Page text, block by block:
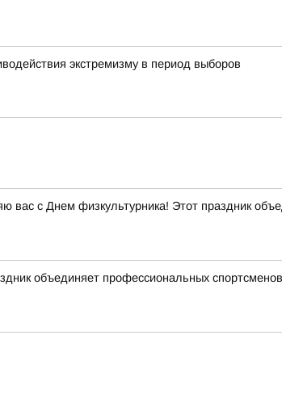
экстремизму в период выборов
с Днем физкультурника! Этот праздник
объединяет профессиональных